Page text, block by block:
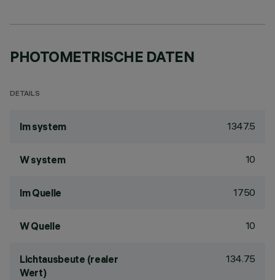
PHOTOMETRISCHE DATEN
DETAILS
lm system 1347.5
W system 10
lm Quelle 1750
W Quelle 10
Lichtausbeute (realer
Wert)
134.75